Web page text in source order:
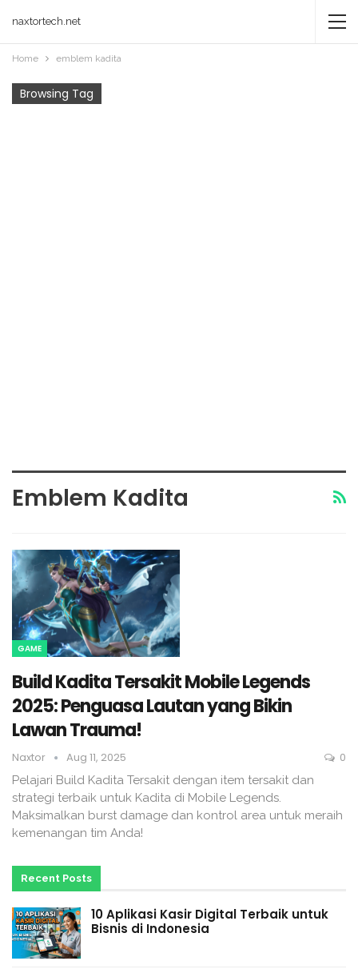
naxtortech.net
Home emblem kadita
Browsing Tag
Emblem Kadita
GAME
Build Kadita Tersakit Mobile Legends
2025: Penguasa Lautan yang Bikin
Lawan Trauma!
Naxtor Aug 11, 2025 0
Pelajari Build Kadita Tersakit dengan item tersakit dan
strategi terbaik untuk Kadita di Mobile Legends.
Maksimalkan burst damage dan kontrol area untuk meraih
kemenangan tim Anda!
Recent Posts
10 Aplikasi Kasir Digital Terbaik untuk
Bisnis di Indonesia